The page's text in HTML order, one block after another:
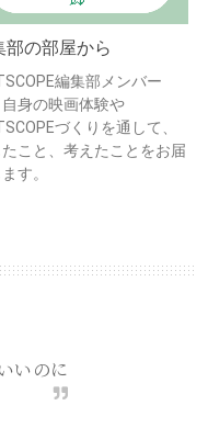
部の部屋から
編集部メンバー
身の映画体験や
づくりを通して、
こと、考えたことをお届
す。
いのに